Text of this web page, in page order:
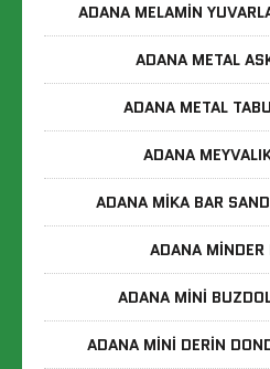
ADANA MELAMIN
ADANA METAL
ADANA METAL
ADANA
ADANA MIKA BAR
ADANA MINDER
ADANA MINI
ADANA MINI DERIN